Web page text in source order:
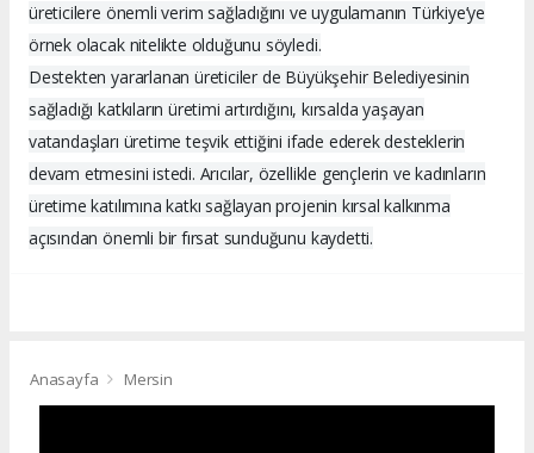
üreticilere önemli verim sağladığını ve uygulamanın Türkiye’ye
örnek olacak nitelikte olduğunu söyledi.
Destekten yararlanan üreticiler de Büyükşehir Belediyesinin
sağladığı katkıların üretimi artırdığını, kırsalda yaşayan
vatandaşları üretime teşvik ettiğini ifade ederek desteklerin
devam etmesini istedi. Arıcılar, özellikle gençlerin ve kadınların
üretime katılımına katkı sağlayan projenin kırsal kalkınma
açısından önemli bir fırsat sunduğunu kaydetti.
Anasayfa Mersin